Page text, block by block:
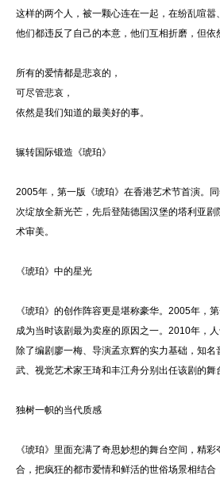
这样的两个人，被一颗心连在一起，在纷乱喧
他们都违反了自己的本意，他们互相折磨，但依
所有的爱情都是悲哀的，
可尽管悲哀，
依然是我们知道的最美好的事。
辗转国际锻造《琥珀》
2005年，第一版《琥珀》在香港艺术节首演。
次绽放全新光芒，先后登陆德国汉堡的塔利亚
术审美。
《琥珀》中的星光
《琥珀》的创作阵容更是堪称豪华。2005年，
成为当时该剧最为卖座的原因之一。2010年，
除了编剧廖一梅、导演孟京辉的实力基础，知
武、视觉艺术家王琦和丰江舟分别出任该剧的
独树一帜的当代质感
《琥珀》里面充满了奇思妙想的舞台空间，精
合，把疯狂的都市爱情和鲜活的世俗场景相结